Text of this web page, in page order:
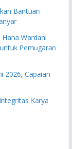
Bantuan
Wardani
Pemugaran
2026, Capaian
Karya